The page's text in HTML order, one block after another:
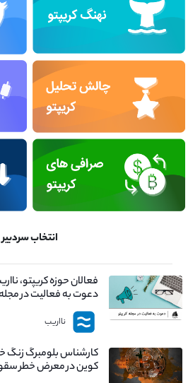
انتخاب سردبیر
فعالان حوزه کریپتو،
دعوت به فعالیت در
نااریب
کارشناس بلومبرگ زنگ
کوین در معرض خطر